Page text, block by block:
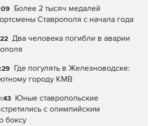
Более 2 тысяч медалей
Ставрополя с начала года
Два человека погибли в аварии
Где погулять в Железноводске:
городу КМВ
Юные ставропольские
с олимпийским
боксу